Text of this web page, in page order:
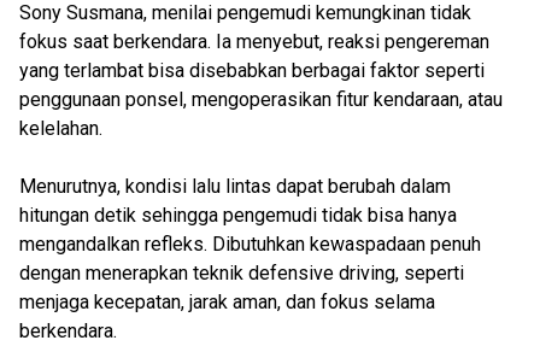
Sony Susmana, menilai pengemudi kemungkinan tidak
fokus saat berkendara. Ia menyebut, reaksi pengereman
yang terlambat bisa disebabkan berbagai faktor seperti
penggunaan ponsel, mengoperasikan fitur kendaraan, atau
kelelahan.
Menurutnya, kondisi lalu lintas dapat berubah dalam
hitungan detik sehingga pengemudi tidak bisa hanya
mengandalkan refleks. Dibutuhkan kewaspadaan penuh
dengan menerapkan teknik defensive driving, seperti
menjaga kecepatan, jarak aman, dan fokus selama
berkendara.